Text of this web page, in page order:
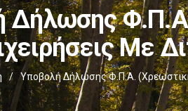
Δήλωσης Φ.Π.Α.
Με
/ Υποβολή Δήλωσης Φ.Π.Α.